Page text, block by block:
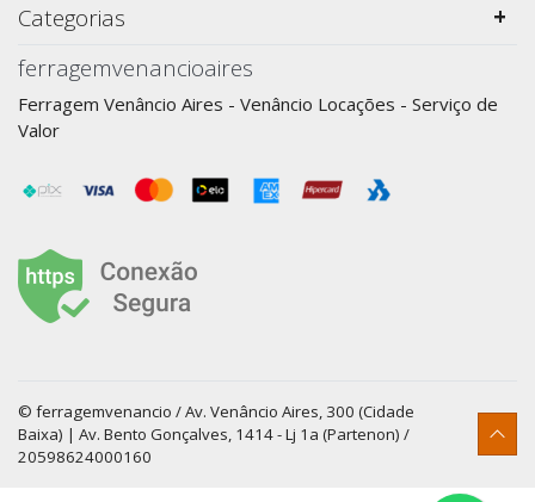
Categorias
ferragemvenancioaires
Ferragem Venâncio Aires - Venâncio Locações - Serviço de
Valor
© ferragemvenancio / Av. Venâncio Aires, 300 (Cidade
Baixa) | Av. Bento Gonçalves, 1414 - Lj 1a (Partenon) /
20598624000160